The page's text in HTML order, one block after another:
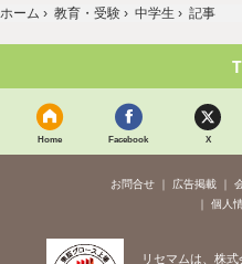
ホーム › 教育・受験 › 中学生 › 記事
Home Facebook X
お問合せ 広告掲載
個人
リセマムは、株